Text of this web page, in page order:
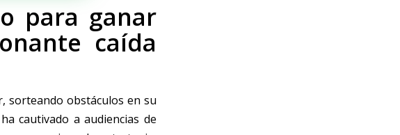
para ganar
caída
sorteando obstáculos en su
cautivado a audiencias de